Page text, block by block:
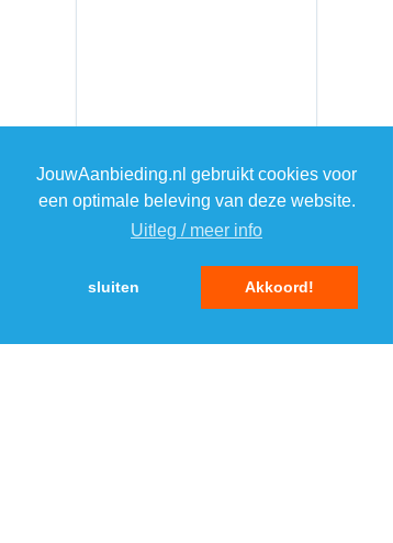
JouwAanbieding.nl gebruikt cookies voor
een optimale beleving van deze website.
Uitleg / meer info
sluiten Akkoord!